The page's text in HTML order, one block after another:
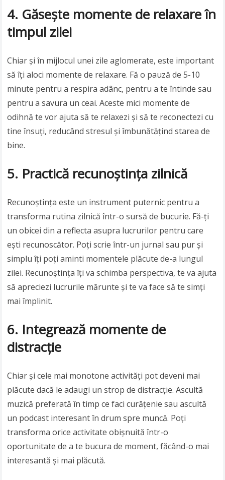
4. Găsește momente de relaxare în
timpul zilei
Chiar și în mijlocul unei zile aglomerate, este important
să îți aloci momente de relaxare. Fă o pauză de 5-10
minute pentru a respira adânc, pentru a te întinde sau
pentru a savura un ceai. Aceste mici momente de
odihnă te vor ajuta să te relaxezi și să te reconectezi cu
tine însuți, reducând stresul și îmbunătățind starea de
bine.
5. Practică recunoștința zilnică
Recunoștința este un instrument puternic pentru a
transforma rutina zilnică într-o sursă de bucurie. Fă-ți
un obicei din a reflecta asupra lucrurilor pentru care
ești recunoscător. Poți scrie într-un jurnal sau pur și
simplu îți poți aminti momentele plăcute de-a lungul
zilei. Recunoștința îți va schimba perspectiva, te va ajuta
să apreciezi lucrurile mărunte și te va face să te simți
mai împlinit.
6. Integrează momente de
distracție
Chiar și cele mai monotone activități pot deveni mai
plăcute dacă le adaugi un strop de distracție. Ascultă
muzică preferată în timp ce faci curățenie sau ascultă
un podcast interesant în drum spre muncă. Poți
transforma orice activitate obișnuită într-o
oportunitate de a te bucura de moment, făcând-o mai
interesantă și mai plăcută.